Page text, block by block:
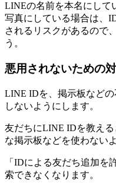
LINEの名前を本名にして
写真にしている場合は、
されるリスクがあるので
う。
悪用されないための
LINE IDを、掲示板など
しないようにします。
友だちにLINE IDを教え
な掲示板などを使わない
「IDによる友だち追加を
索できなくなります。